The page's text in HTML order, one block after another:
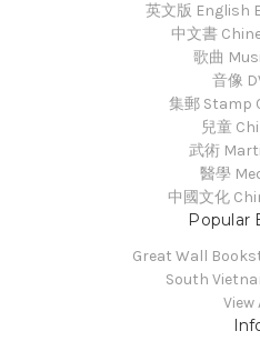
英文版 English
中文書
歌曲
音像
集郵 Stamp
兒童
武術
醫學
中國文化
Popular
Great Wall
South
View